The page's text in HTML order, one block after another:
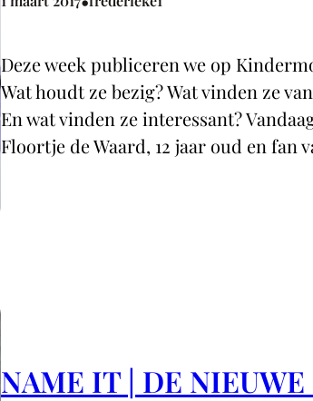
Deze week publiceren we op
Wat houdt ze bezig? Wat vinden ze
En wat vinden ze interessant?
Floortje de Waard, 12 jaar oud en fan
NAME IT | DE